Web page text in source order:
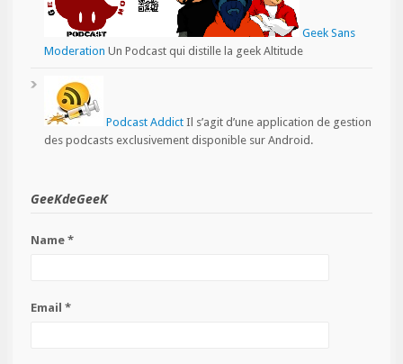
Geek Sans
Moderation Un Podcast qui distille la geek Altitude
Podcast Addict Il s’agit d’une application de gestion
des podcasts exclusivement disponible sur Android.
GeeKdeGeeK
Name *
Email *